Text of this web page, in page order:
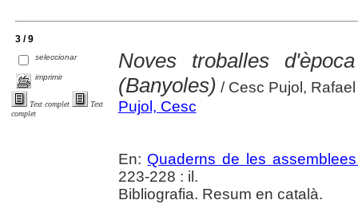
3 / 9
seleccionar
imprimir
Text complet
Text
complet
Noves troballes
(Banyoles) / Cesc Pujol,
Pujol, Cesc
En: Quaderns de les
223-228 : il.
Bibliografia. Resum en català.